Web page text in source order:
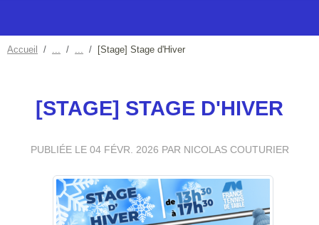
Accueil [Stage] Stage d'Hiver
[STAGE] STAGE D'HIVER
PUBLIÉE LE 04 FÉVR. 2026 PAR NICOLAS COUTURIER